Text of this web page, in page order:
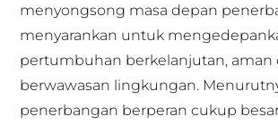
menyongsong masa depan
menyarankan untuk
pertumbuhan berkelanjutan, aman
berwawasan lingkungan.
penerbangan berperan cukup